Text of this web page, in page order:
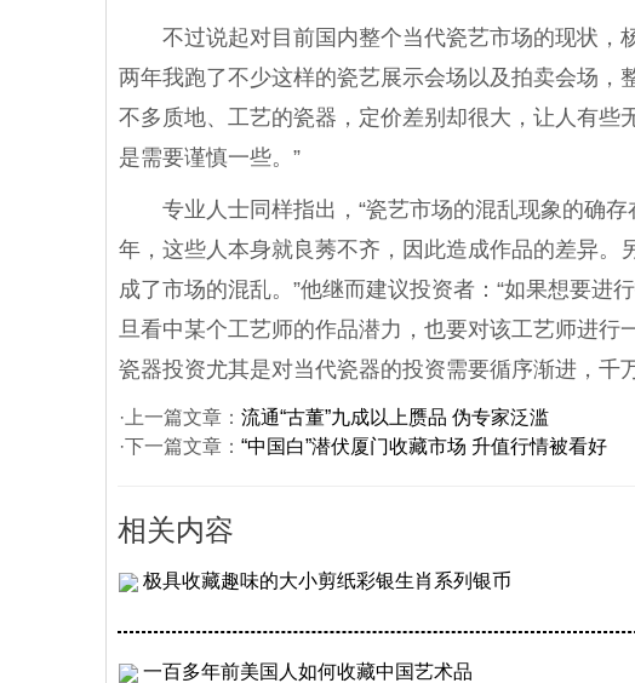
不过说起对目前国内整个当代瓷艺市场的现状，
两年我跑了不少这样的瓷艺展示会场以及拍卖会场，
不多质地、工艺的瓷器，定价差别却很大，让人有些
是需要谨慎一些。”
专业人士同样指出，“瓷艺市场的混乱现象的确存
年，这些人本身就良莠不齐，因此造成作品的差异。
成了市场的混乱。”他继而建议投资者：“如果想要进
旦看中某个工艺师的作品潜力，也要对该工艺师进行
瓷器投资尤其是对当代瓷器的投资需要循序渐进，千
·上一篇文章： 流通“古董”九成以上赝品 伪专家泛滥
·下一篇文章： “中国白”潜伏厦门收藏市场 升值行情被看好
相关内容
极具收藏趣味的大小剪纸彩银生肖系列银币
一百多年前美国人如何收藏中国艺术品